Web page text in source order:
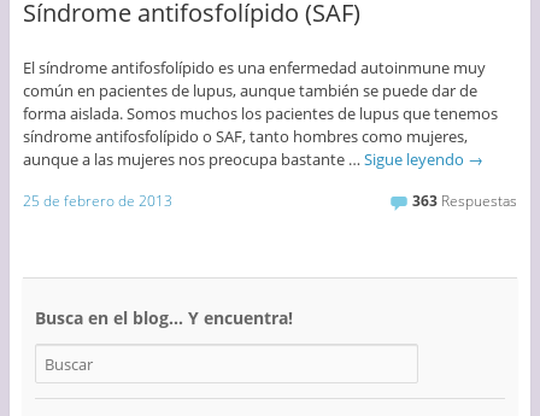
Síndrome antifosfolípido (SAF)
El síndrome antifosfolípido es una enfermedad autoinmune muy
común en pacientes de lupus, aunque también se puede dar de
forma aislada. Somos muchos los pacientes de lupus que tenemos
síndrome antifosfolípido o SAF, tanto hombres como mujeres,
aunque a las mujeres nos preocupa bastante … Sigue leyendo →
25 de febrero de 2013 363 Respuestas
Busca en el blog… Y encuentra!